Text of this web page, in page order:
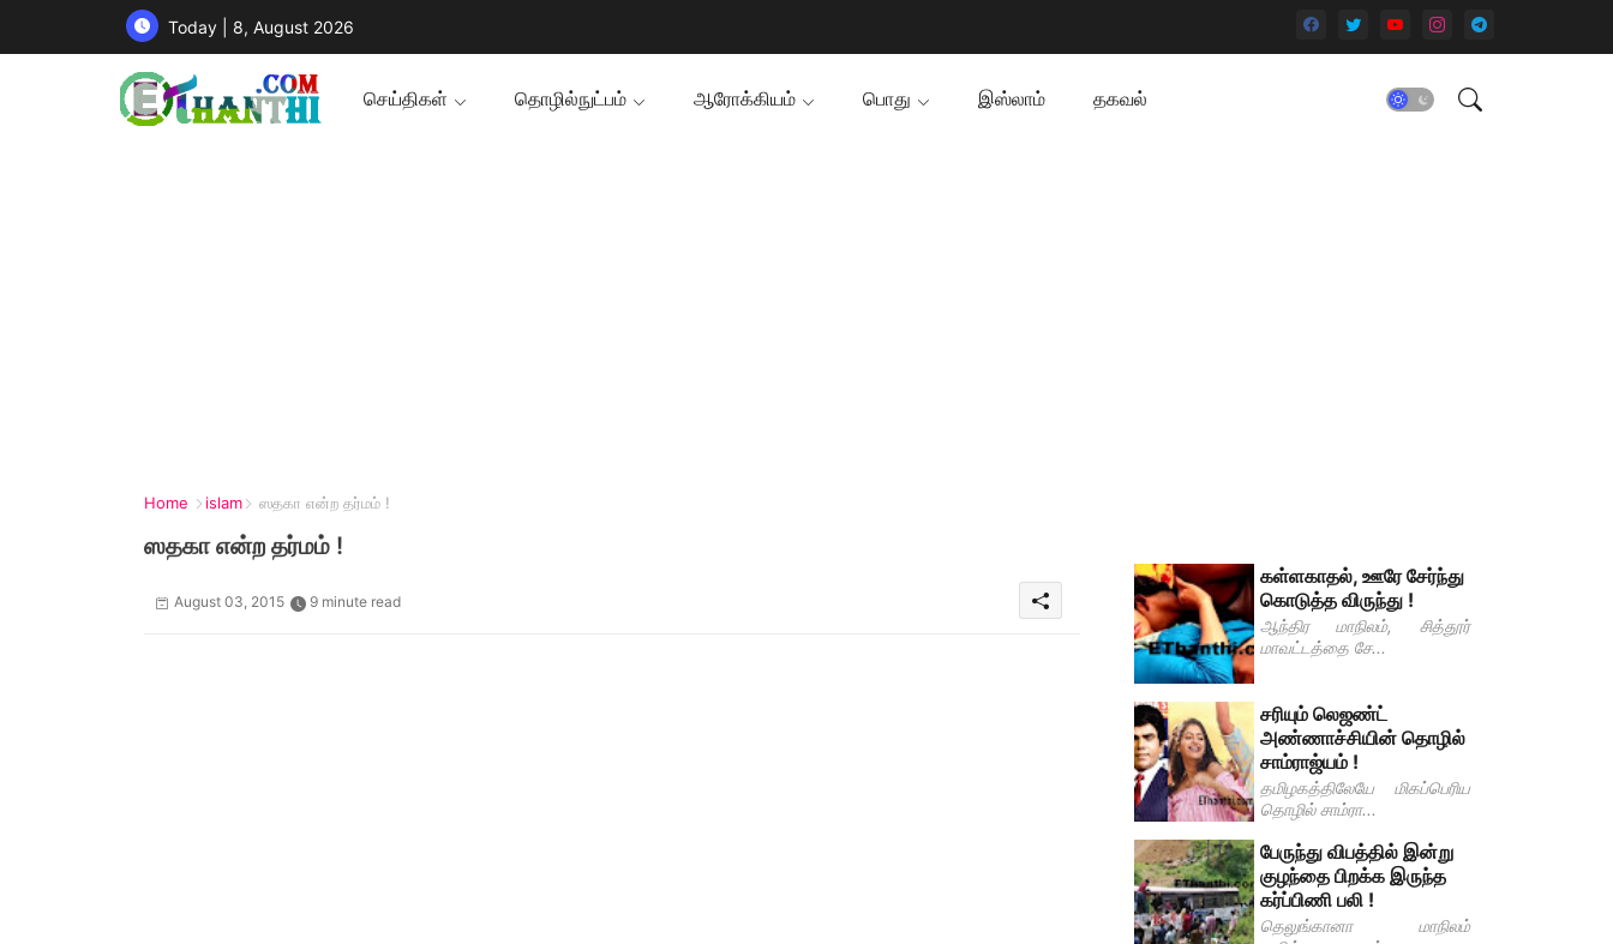
Today | 8, August 2026
செய்திகள் தொழில்நுட்பம் ஆரோக்கியம் பொது இஸ்லாம் தகவல்
Home islam ஸ‌தகா என்ற தர்மம் !
ஸ‌தகா என்ற தர்மம் !
August 03, 2015 9 minute read
கள்ளகாதல், ஊரே சேர்ந்து
கொடுத்த விருந்து !
ஆந்திர மாநிலம், சித்தூர்
மாவட்டத்தை சே...
சரியும் லெஜண்ட்
அண்ணாச்சியின் தொழில்
சாம்ராஜ்யம் !
தமிழகத்திலேயே மிகப்பெரிய
தொழில் சாம்ரா...
பேருந்து விபத்தில் இன்று
குழந்தை பிறக்க இருந்த
கர்ப்பிணி பலி !
தெலுங்கானா மாநிலம்